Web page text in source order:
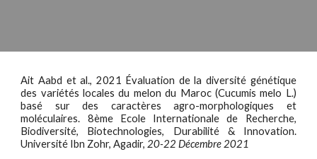
Ait Aabd et al., 2021 Évaluation de la diversité génétique
des variétés locales du melon du Maroc (Cucumis melo L.)
basé sur des caractères agro-morphologiques et
moléculaires. 8ème Ecole Internationale de Recherche,
Biodiversité, Biotechnologies, Durabilité & Innovation.
Université Ibn Zohr, Agadir, 20-22 Décembre 2021